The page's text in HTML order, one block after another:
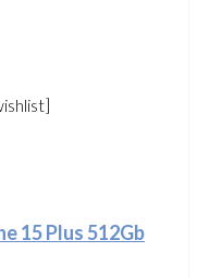
15 Plus 512Gb